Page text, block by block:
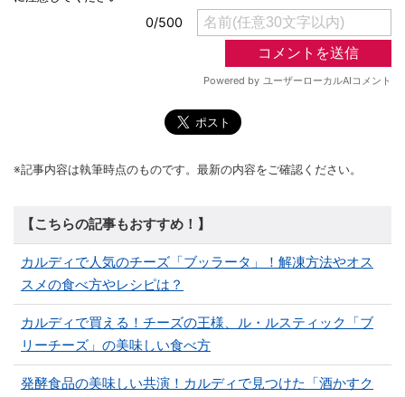
※記事内容は執筆時点のものです。最新の内容をご確認ください。
【こちらの記事もおすすめ！】
カルディで人気のチーズ「ブッラータ」！解凍方法やオス
スメの食べ方やレシピは？
カルディで買える！チーズの王様、ル・ルスティック「ブ
リーチーズ」の美味しい食べ方
発酵食品の美味しい共演！カルディで見つけた「酒かすク